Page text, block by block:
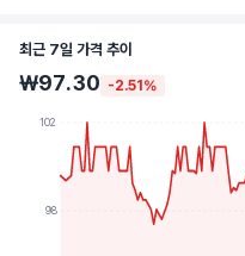
최근 7일 가격 추이
₩97.30 -2.51%
102
98